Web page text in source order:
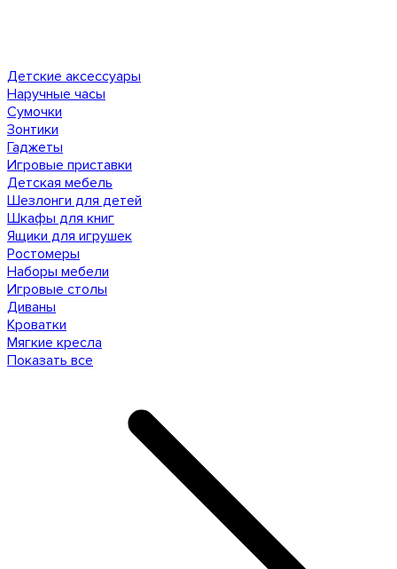
Детские аксессуары
Наручные часы
Сумочки
Зонтики
Гаджеты
Игровые приставки
Детская мебель
Шезлонги для детей
Шкафы для книг
Ящики для игрушек
Ростомеры
Наборы мебели
Игровые столы
Диваны
Кроватки
Мягкие кресла
Показать все